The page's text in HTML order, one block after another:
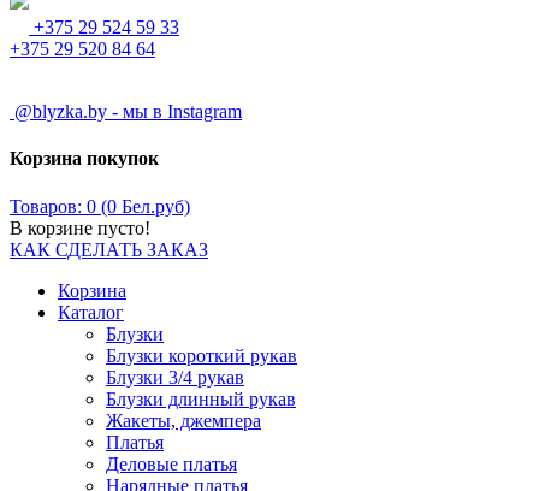
+375 29 524 59 33
+375 29 520 84 64
@blyzka.by - мы в Instagram
Корзина покупок
Товаров: 0 (0 Бел.руб)
В корзине пусто!
КАК СДЕЛАТЬ ЗАКАЗ
Корзина
Каталог
Блузки
Блузки короткий рукав
Блузки 3/4 рукав
Блузки длинный рукав
Жакеты, джемпера
Платья
Деловые платья
Нарядные платья